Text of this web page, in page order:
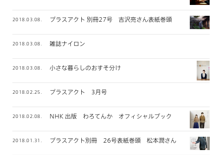
2018.03.08. プラスアクト 別冊27号 吉沢亮さん表紙巻頭
2018.03.08. 雑誌ナイロン
2018.03.08. 小さな暮らしのおすそ分け
2018.02.25. プラスアクト 3月号
2018.02.08. NHK 出版 わろてんか オフィシャルブック
2018.01.31. プラスアクト別冊 26号表紙巻頭 松本潤さん